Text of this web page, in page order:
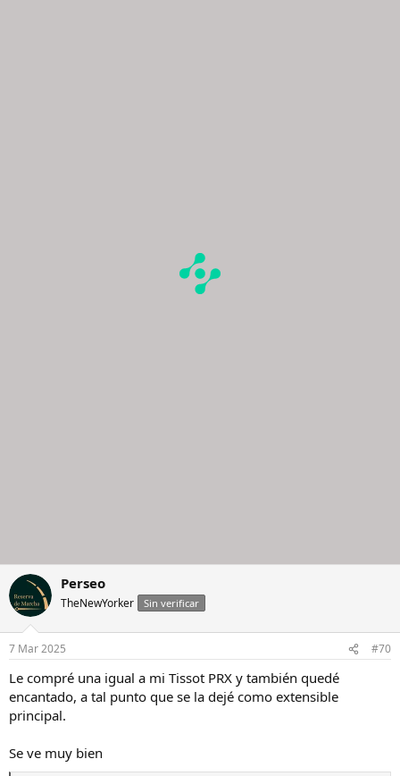
Perseo
TheNewYorker Sin verificar
7 Mar 2025 #70
Le compré una igual a mi Tissot PRX y también quedé
encantado, a tal punto que se la dejé como extensible
principal.
Se ve muy bien